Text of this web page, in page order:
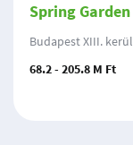
Spring Garden
Budapest XIII.
68.2 - 205.8 M Ft